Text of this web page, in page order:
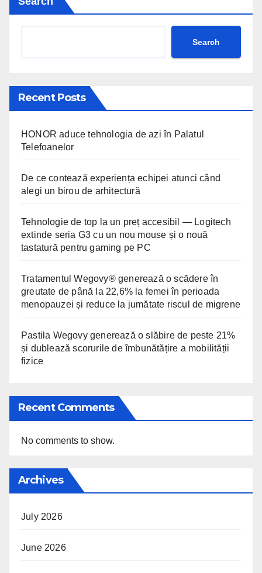
Search
Recent Posts
HONOR aduce tehnologia de azi în Palatul
Telefoanelor
De ce contează experiența echipei atunci când
alegi un birou de arhitectură
Tehnologie de top la un preț accesibil — Logitech
extinde seria G3 cu un nou mouse și o nouă
tastatură pentru gaming pe PC
Tratamentul Wegovy® generează o scădere în
greutate de până la 22,6% la femei în perioada
menopauzei și reduce la jumătate riscul de migrene
Pastila Wegovy generează o slăbire de peste 21%
și dublează scorurile de îmbunătățire a mobilității
fizice
Recent Comments
No comments to show.
Archives
July 2026
June 2026